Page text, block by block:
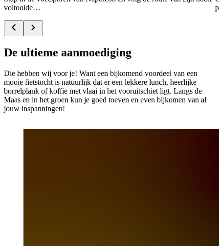
voltooide…
De ultieme aanmoediging
Die hebben wij voor je! Want een bijkomend voordeel van een
mooie fietstocht is natuurlijk dat er een lekkere lunch, heerlijke
borrelplank of koffie met vlaai in het vooruitschiet ligt. Langs de
Maas en in het groen kun je goed toeven en even bijkomen van al
jouw inspanningen!